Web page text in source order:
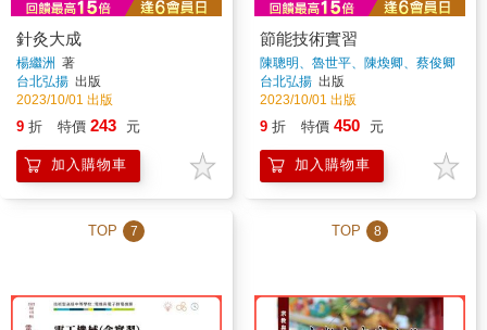
針灸大成
楊繼洲 著
台北弘揚 出版
2023/10/01 出版
9 折 特價 243 元
加入購物車
節能技術實習
陳聰明、魯世平、陳煥卿、蔡俊卿
著
台北弘揚 出版
2023/10/01 出版
9 折 特價 450 元
加入購物車
TOP 7 TOP 8